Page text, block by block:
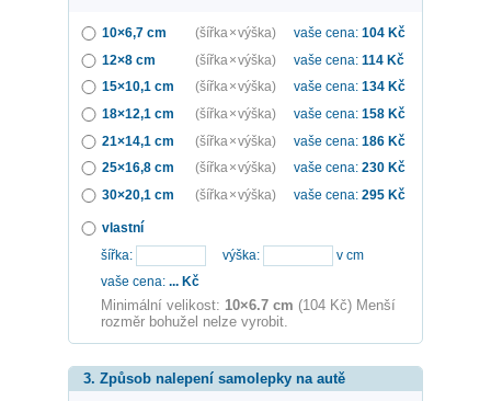
10×6,7 cm (šířka × výška) vaše cena: 104 Kč
12×8 cm
(šířka × výška) vaše cena: 114 Kč
15×10,1 cm
(šířka × výška) vaše cena: 134 Kč
18×12,1 cm
(šířka × výška) vaše cena: 158 Kč
21×14,1 cm
(šířka × výška) vaše cena: 186 Kč
25×16,8 cm
(šířka × výška) vaše cena: 230 Kč
30×20,1 cm
(šířka × výška) vaše cena: 295 Kč
vlastní
šířka:
výška:
v cm
vaše cena: ... Kč
Minimální velikost: 10×6.7 cm (104 Kč) Menší
rozměr bohužel nelze vyrobit.
3. Způsob nalepení samolepky na autě